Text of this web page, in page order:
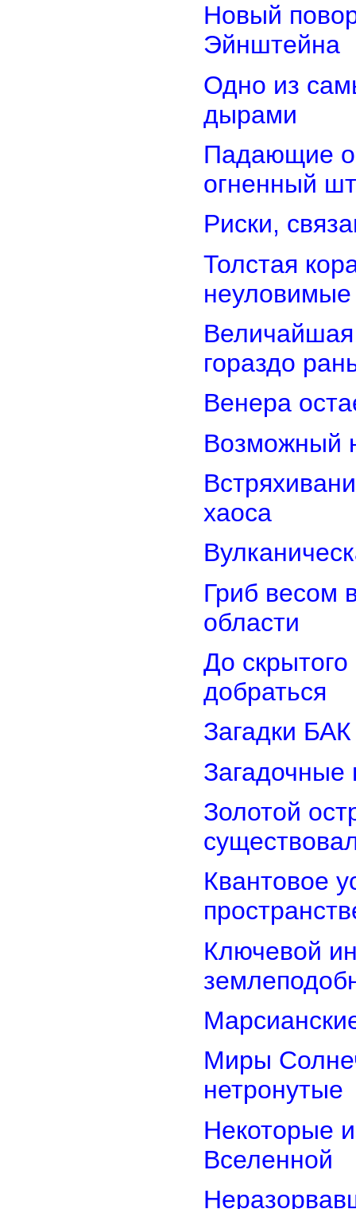
Новый
Эйнштейна
Одно из
дырами
Падающие
огненный
Риски,
Толстая
Величайшая
гораздо
Венера
Возможный
хаоса
Гриб весом
области
До
добраться
Загадки
Загадочные
Золотой
Квантовое
Ключевой
Миры
нетронутые
Некоторые
Вселенной